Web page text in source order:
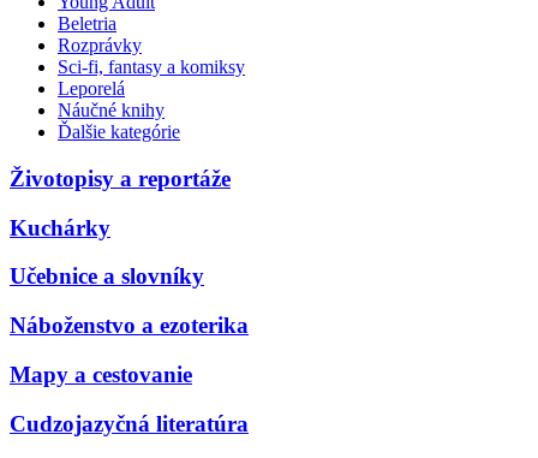
Beletria
Rozprávky
Sci-fi, fantasy a komiksy
Leporelá
Náučné knihy
Ďalšie kategórie
Životopisy a reportáže
Kuchárky
Učebnice a slovníky
Náboženstvo a ezoterika
Mapy a cestovanie
Cudzojazyčná literatúra